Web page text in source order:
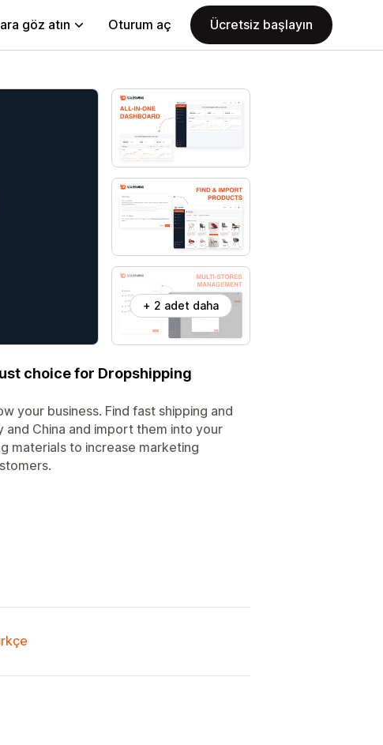
göz atın Oturum aç Ücretsiz başlayın
+ 2 adet daha
choice for Dropshipping
your business. Find fast shipping and
China and import them into your
materials to increase marketing